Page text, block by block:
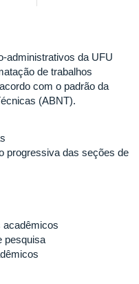
administrativos da UFU
de trabalhos
com o padrão da
(ABNT).
progressiva das seções de
acadêmicos
pesquisa